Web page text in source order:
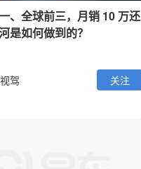
、全球前三，月销 10 万还
是如何做到的？
驾 关注